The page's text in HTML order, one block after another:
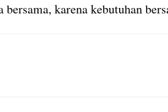
karena kebutuhan